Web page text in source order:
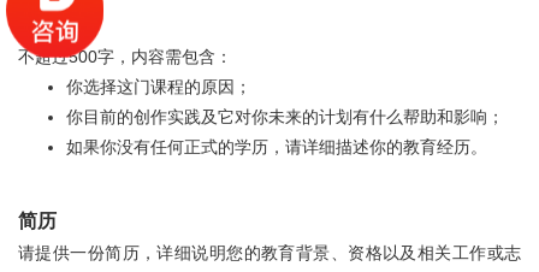
个人陈述
不超过500字，内容需包含：
你选择这门课程的原因；
你目前的创作实践及它对你未来的计划有什么帮助和影响；
如果你没有任何正式的学历，请详细描述你的教育经历。
简历
请提供一份简历，详细说明您的教育背景、资格以及相关工作或志